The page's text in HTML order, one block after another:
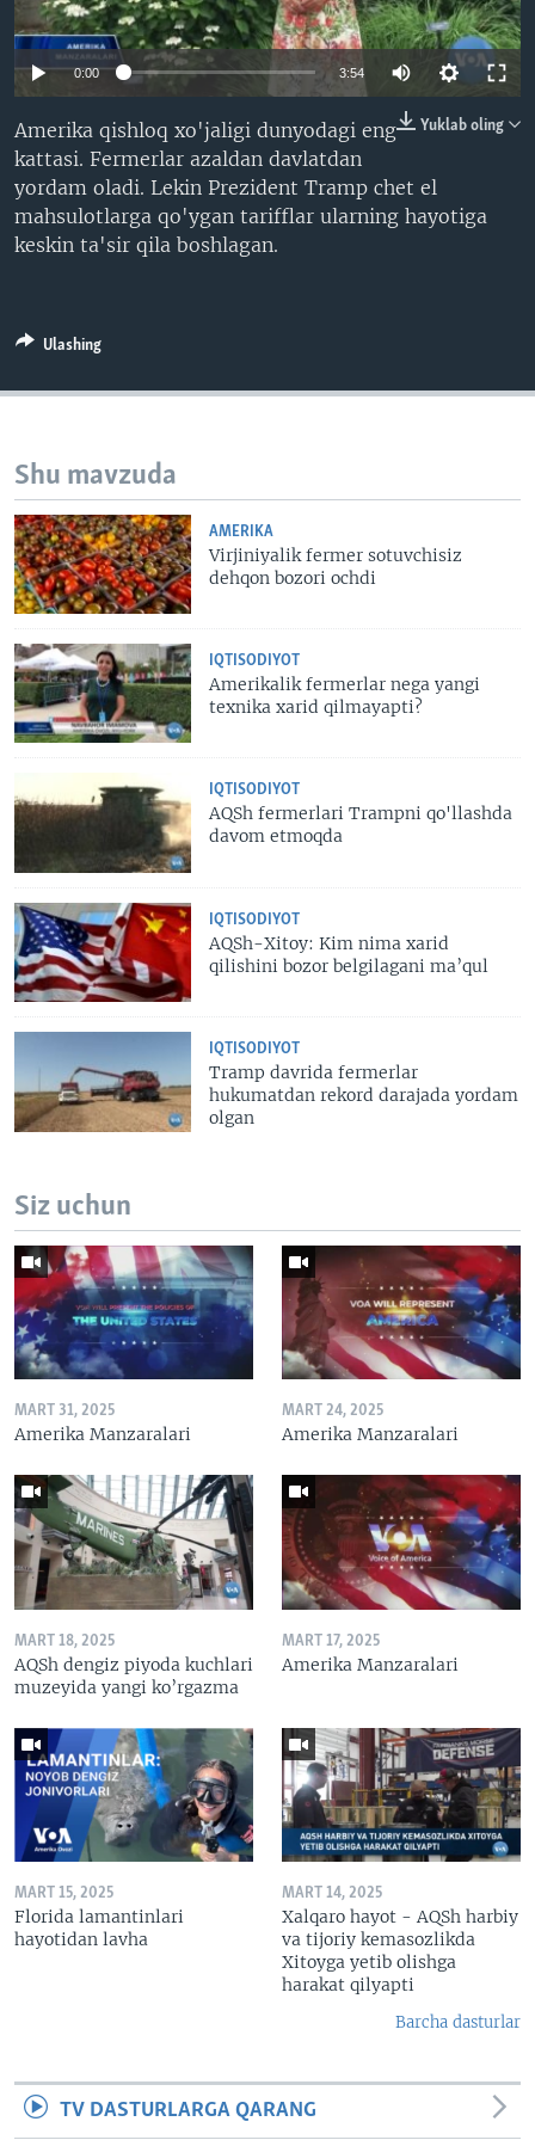
VIDEO
XABARLAR SURATLARDA
ODNOKLASSNIKI
TELEGRAM
SOUNDCLOUD
VOA
0:00 3:54
Yuklab oling
Amerika qishloq xo'jaligi dunyodagi eng
kattasi. Fermerlar azaldan davlatdan
yordam oladi. Lekin Prezident Tramp chet el
mahsulotlarga qo'ygan tarifflar ularning hayotiga
keskin ta'sir qila boshlagan.
Ulashing
Shu mavzuda
AMERIKA
Virjiniyalik fermer sotuvchisiz
dehqon bozori ochdi
IQTISODIYOT
Amerikalik fermerlar nega yangi
texnika xarid qilmayapti?
IQTISODIYOT
AQSh fermerlari Trampni qo'llashda
davom etmoqda
IQTISODIYOT
AQSh-Xitoy: Kim nima xarid
qilishini bozor belgilagani ma’qul
IQTISODIYOT
Tramp davrida fermerlar
hukumatdan rekord darajada yordam
olgan
Siz uchun
MART 31, 2025
Amerika Manzaralari
MART 24, 2025
Amerika Manzaralari
MART 18, 2025
AQSh dengiz piyoda kuchlari
muzeyida yangi ko’rgazma
MART 17, 2025
Amerika Manzaralari
MART 15, 2025
Florida lamantinlari
hayotidan lavha
MART 14, 2025
Xalqaro hayot - AQSh harbiy
va tijoriy kemasozlikda
Xitoyga yetib olishga
harakat qilyapti
Barcha dasturlar
TV DASTURLARGA QARANG